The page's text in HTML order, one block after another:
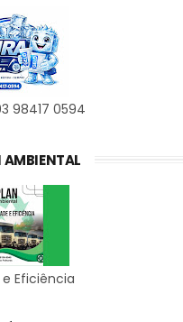
98417 0594
AMBIENTAL
Eficiência